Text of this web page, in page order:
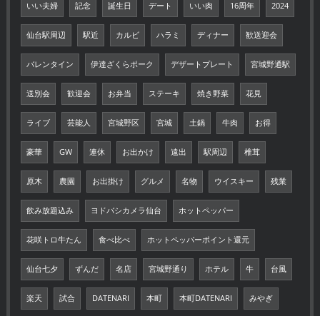
いい夫婦 記念 誕生日 デート いい肉 16周年 2024
仙台駅周辺 駅近 カルビ ハラミ ディナー 歓送迎会
バレンタイン 伊達ざくらポーク デザートプレート 宮城野通駅
送別会 歓迎会 お弁当 ステーキ 焼き野菜 花見
ライブ 芸能人 宮城野区 宮城 土鍋 牛肉 お得
豪華 GW 連休 お出かけ 遠出 駅周辺 椎茸
原木 農園 お出掛け グルメ 名物 ウイスキー 残業
飲み放題込み ヨドバシカメラ仙台 ホットペッパー
花咲トロ牛たん 食べ比べ ホットペッパーポイント還元
仙台七夕 ずんだ 名店 宮城野通り ホテル 牛 台風
楽天 試合 DATENARI 本町 本町DATENARI みやぎ